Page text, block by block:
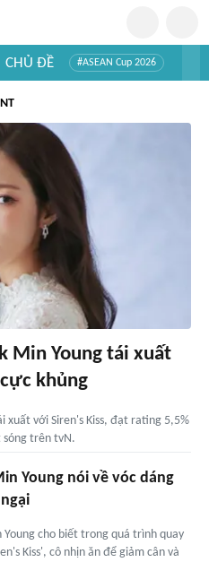
CHỦ ĐỀ #ASEAN Cup 2026
Min Young tái xuất
khủng
xuất với Siren's Kiss, đạt rating 5,5%
sóng trên tvN.
Young nói về vóc dáng
Young cho biết trong quá trình quay
Kiss', cô nhịn ăn để giảm cân và